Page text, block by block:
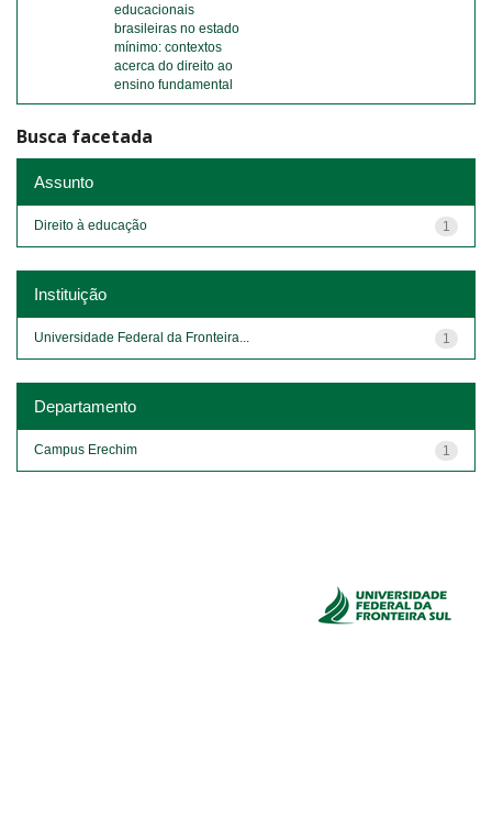
educacionais
brasileiras no estado
mínimo: contextos
acerca do direito ao
ensino fundamental
Busca facetada
Assunto
1
Direito à educação
Instituição
1
Universidade Federal da Fronteira...
Departamento
1
Campus Erechim